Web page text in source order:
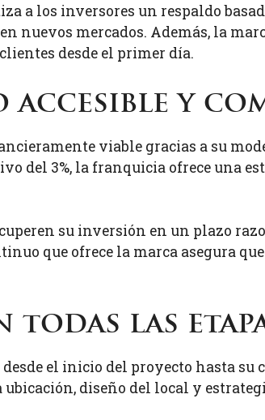
a los inversores un respaldo
nuevos mercados. Además, la
desde el primer día.
y
viable gracias a su
del 3%, la franquicia ofrece una
su inversión en un plazo
que ofrece la marca asegura
todas las
el inicio del proyecto hasta
diseño del local y